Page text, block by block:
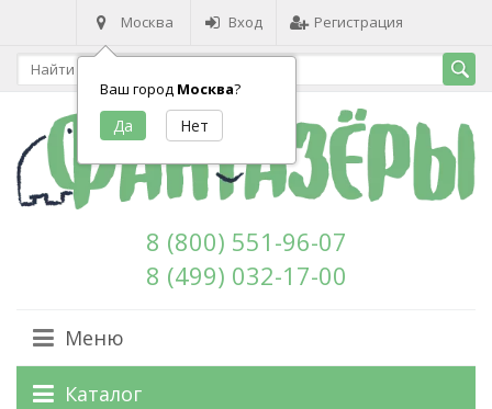
Москва
Ваш город Москва?
Вход Регистрация
8 (800) 551-96-07
8 (499) 032-17-00
Меню
Каталог